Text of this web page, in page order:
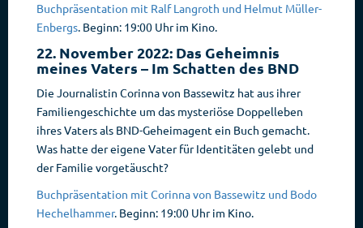
Buchpräsentation mit Ralf Langroth und Helmut Müller-
Enbergs. Beginn: 19:00 Uhr im Kino.
22. November 2022: Das Geheimnis
meines Vaters – Im Schatten des BND
Die Journalistin Corinna von Bassewitz hat aus ihrer
Familiengeschichte um das mysteriöse Doppelleben
ihres Vaters als BND-Geheimagent ein Buch gemacht.
Was hatte der eigene Vater für Identitäten gelebt und
der Familie vorgetäuscht?
Buchpräsentation mit Corinna von Bassewitz und Bodo
Hechelhammer. Beginn: 19:00 Uhr im Kino.